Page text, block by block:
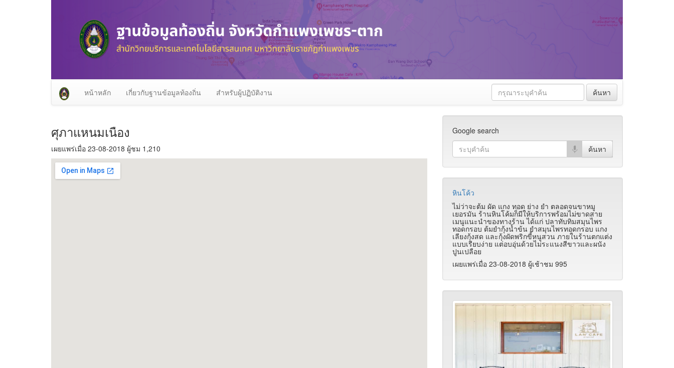
หน้าหลัก เกี่ยวกับฐานข้อมูลท้องถิ่น สำหรับผู้ปฏิบัติงาน ค้นหา
ศุภาแหนมเนือง
เผยแพร่เมื่อ 23-08-2018 ผู้ชม 1,210
Google search
หินโค้ว
ไม่ว่าจะต้ม ผัด แกง ทอด ย่าง ยำ ตลอดจนขาหมู
เยอรมัน ร้านหินโค้มก็มีให้บริการพร้อมไม่ขาดสาย
เมนูแนะนำของทางร้าน ได้แก่ ปลาทับทิมสมุนไพร
ทอดกรอบ ต้มยำกุ้งน้ำข้น ยำสมุนไพรทอดกรอบ แกง
เลียงกุ้งสด และกุ้งผัดพริกขี้หนูสวน ภายในร้านตกแต่ง
แบบเรียบง่าย แต่อบอุ่นด้วยไม่ระแนงสีขาวและผนัง
ปูนเปลือย
เผยแพร่เมื่อ 23-08-2018 ผู้เช้าชม 995